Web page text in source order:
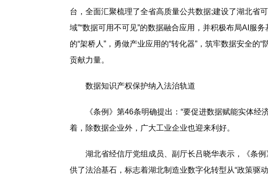
台，全面汇聚梳理了全省高质量公共数据;建设了湖北省
域”“数据可用不可见”的数据融合应用，并积极布局AI服
的“架桥人”，勇做产业应用的“转化器”，筑牢数据安全的
贡献力量。
数据知识产权保护纳入法治轨道
《条例》第46条明确提出：“要促进数据赋能实体经
着，除数据企业外，广大工业企业也迎来利好。
湖北省经信厅党组成员、副厅长吕晓华表示，《条例
供了法治基石，标志着湖北制造业数字化转型从“政策驱动